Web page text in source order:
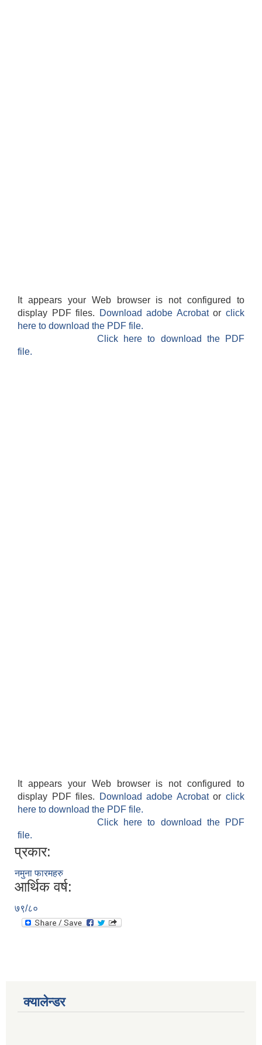
It appears your Web browser is not configured to
display PDF files.
Download adobe Acrobatorclick
here to download the PDF file.
Click here to download the PDF
file.
It appears your Web browser is not configured to
display PDF files.
Download adobe Acrobatorclick
here to download the PDF file.
Click here to download the PDF
file.
प्रकार:
नमुना फारमहरु
आर्थिक वर्ष:
७९/८०
क्यालेन्डर